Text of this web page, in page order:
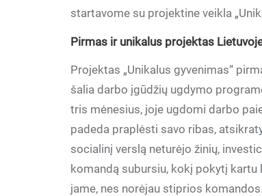
startavome su projektine veikla
Pirmas ir unikalus projektas
Projektas „Unikalus gyvenimas“
šalia darbo įgūdžių ugdymo
tris mėnesius, joje ugdomi darbo
padeda praplėsti savo ribas,
socialinį verslą neturėjo žinių,
komandą subursiu, kokį pokytį
jame, nes norėjau stiprios